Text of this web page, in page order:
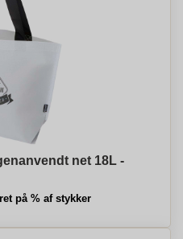
net 18L -
på % af stykker